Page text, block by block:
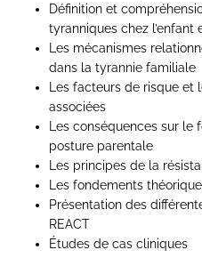
Définition et
tyranniques chez l’enfant
Les mécanismes
dans la tyrannie familiale
Les facteurs de risque et
associées
Les conséquences sur le
posture parentale
Les principes de la
Les fondements
Présentation des
REACT
Études de cas cliniques